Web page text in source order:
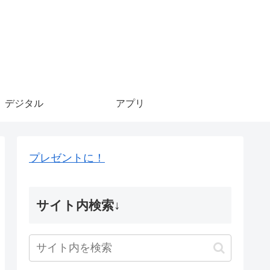
デジタル アプリ
プレゼントに！
サイト内検索↓